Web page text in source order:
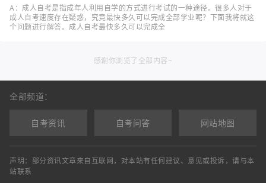
A：成人自考是指成年人利用自学的方式进行考试的一种途径。很多人对于
成人自考速度存在疑惑，究竟最快多久可以完成全部学业呢？下面我将就这
个问题进行解答。成人自考最快多久可以完成全
感谢你浏览了全部内容~
全部频道：
自考资讯 自考问答 网站地图
声明：部分资讯文章来自互联网，对本站有任何建议、意见或投诉，请与本
站联系